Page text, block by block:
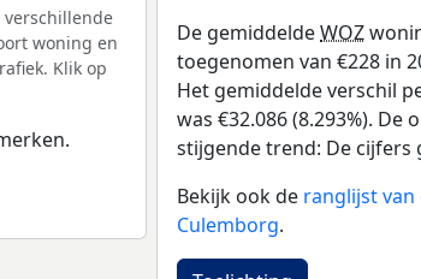
woning en
Klik op
De gemiddeldeWOZ
toegenomen van €228 in
Het gemiddelde verschil
was €32.086 (8.293%).
stijgende trend: De cijfers
Bekijk ook de ranglijst
Culemborg.